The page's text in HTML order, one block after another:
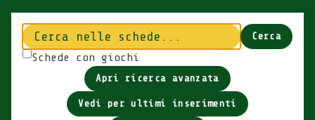
Cerca Cerca
Schede con giochi
Apri ricerca avanzata
Vedi per ultimi inserimenti